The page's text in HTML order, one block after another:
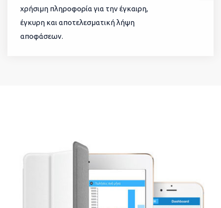
χρήσιμη πληροφορία για την έγκαιρη,
έγκυρη και αποτελεσματική λήψη
αποφάσεων.